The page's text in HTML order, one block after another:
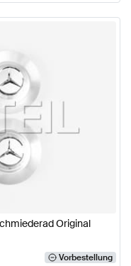
Original
Vorbestellung